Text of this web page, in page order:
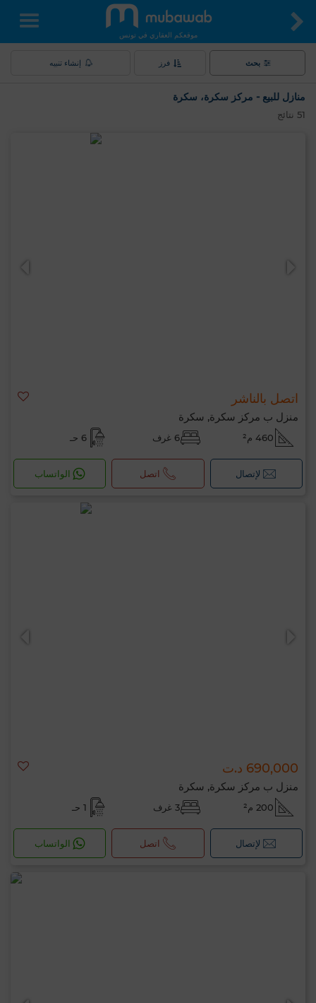
موقعكم العقاري في تونس
بحث فرز إنشاء تنبيه
منازل للبيع - مركز سكرة، سكرة
51 نتائج
اتصل بالناشر
منزل ب مركز سكرة, سكرة
460 م² 6 غرف 6 حـ
لإتصال اتصل الواتساب
690,000 د.ت
منزل ب مركز سكرة, سكرة
200 م² 3 غرف 1 حـ
لإتصال اتصل الواتساب